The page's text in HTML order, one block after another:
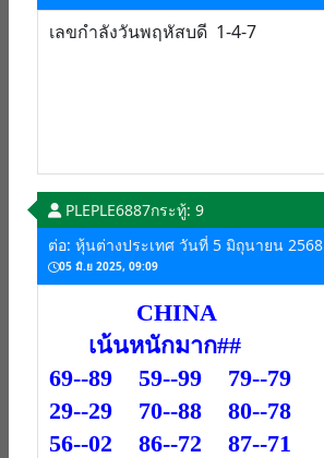
เลขกำลังวันพฤหัสบดี 1-4-7
PLEPLE6887กระทู้: 9
ต่อ: หุ้นต่างประเทศ วันที่ 5 มิถุนายน 2568
05 มิ.ย 2025, 09:09
CHINA
เน้นหนักมาก##
69--89 59--99 79--79
29--29 70--88 80--78
56--02 86--72 87--71